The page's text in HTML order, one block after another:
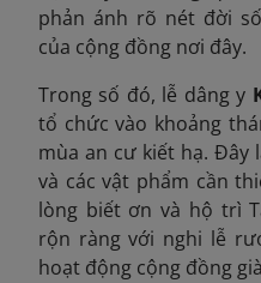
phản ánh rõ nét đời
của cộng đồng nơi đây.
Trong số đó, lễ dâng y
tổ chức vào khoảng
mùa an cư kiết hạ. Đây
và các vật phẩm cần
lòng biết ơn và hộ trì
rộn ràng với nghi lễ
hoạt động cộng đồng